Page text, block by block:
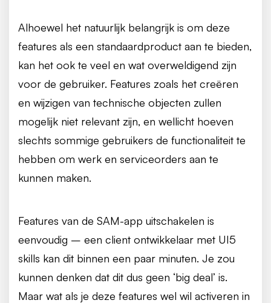
Alhoewel het natuurlijk belangrijk is om deze
features als een standaardproduct aan te bieden,
kan het ook te veel en wat overweldigend zijn
voor de gebruiker. Features zoals het creëren
en wijzigen van technische objecten zullen
mogelijk niet relevant zijn, en wellicht hoeven
slechts sommige gebruikers de functionaliteit te
hebben om werk en serviceorders aan te
kunnen maken.
Features van de SAM-app uitschakelen is
eenvoudig – een client ontwikkelaar met UI5
skills kan dit binnen een paar minuten. Je zou
kunnen denken dat dit dus geen ‘big deal’ is.
Maar wat als je deze features wel wil activeren in